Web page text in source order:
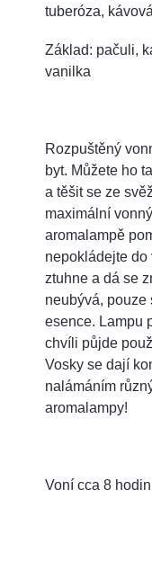
tuberóza,
Základ: pačuli,
vanilka
Rozpuštěný
byt. Můžete ho
a těšit se ze
maximální
aromalampě
nepokládejte do
ztuhne a dá se
neubývá, pouze
esence. Lampu
chvíli půjde
Vosky se dají
nalámáním
aromalampy!
Voní cca 8 hodin